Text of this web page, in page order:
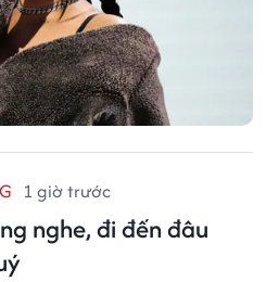
1 giờ trước
nghe, đi đến đâu